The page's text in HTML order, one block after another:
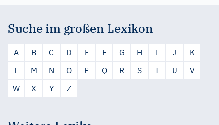
Suche im großen Lexikon
A B C D E F G H I J
K
L
M N O P Q R S T U
V
W
X Y Z